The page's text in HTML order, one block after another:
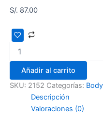
S/. 87.00
Añadir al carrito
SKU: 2152 Categorías: Body
Descripción
Valoraciones (0)